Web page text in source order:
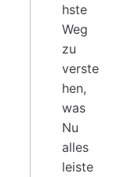
hste
Weg
zu
verste
hen,
was
Nu
alles
leiste